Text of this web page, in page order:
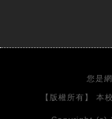
您是
【版權所有】 本